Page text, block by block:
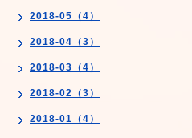
2018-05（4）
2018-04（3）
2018-03（4）
2018-02（3）
2018-01（4）